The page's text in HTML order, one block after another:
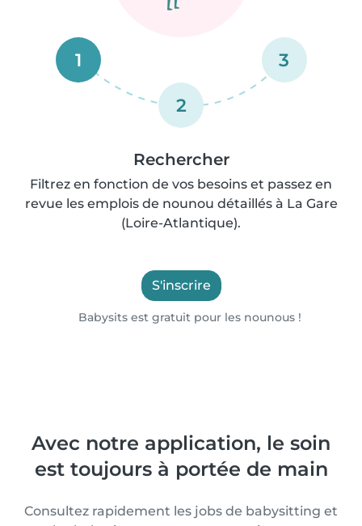
1
2
3
Rechercher
Filtrez en fonction de vos besoins et passez en
revue les emplois de nounou détaillés à La Gare
(Loire-Atlantique).
S'inscrire
Babysits est gratuit pour les nounous !
Avec notre application, le soin
est toujours à portée de main
Consultez rapidement les jobs de babysitting et